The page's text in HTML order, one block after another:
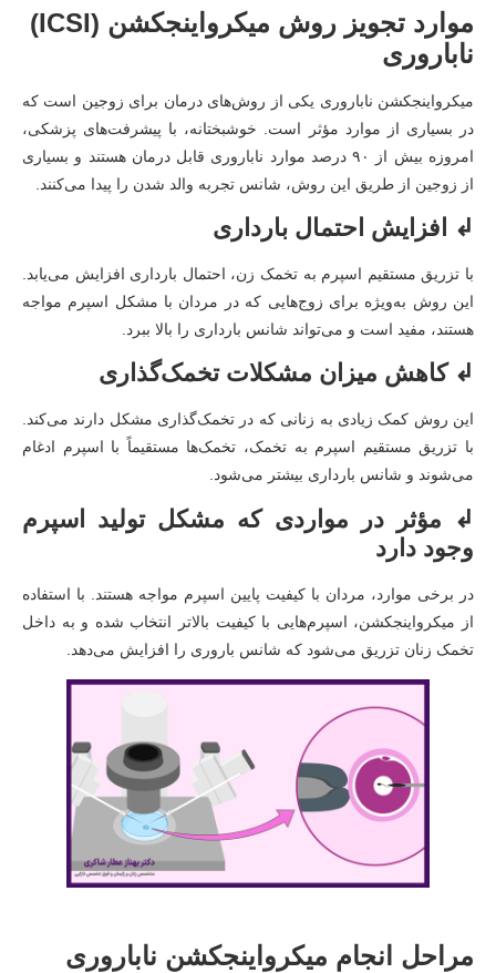
موارد تجویز روش میکرواینجکشن (ICSI)
ناباروری
میکرواینجکشن ناباروری یکی از روش‌های درمان برای زوجین است که
در بسیاری از موارد مؤثر است. خوشبختانه، با پیشرفت‌های پزشکی،
امروزه بیش از ۹۰ درصد موارد ناباروری قابل درمان هستند و بسیاری
از زوجین از طریق این روش، شانس تجربه والد شدن را پیدا می‌کنند.
↲ افزایش احتمال بارداری
با تزریق مستقیم اسپرم به تخمک زن، احتمال بارداری افزایش می‌یابد.
این روش به‌ویژه برای زوج‌هایی که در مردان با مشکل اسپرم مواجه
هستند، مفید است و می‌تواند شانس بارداری را بالا ببرد.
↲ کاهش میزان مشکلات تخمک‌گذاری
این روش کمک زیادی به زنانی که در تخمک‌گذاری مشکل دارند می‌کند.
با تزریق مستقیم اسپرم به تخمک، تخمک‌ها مستقیماً با اسپرم ادغام
می‌شوند و شانس بارداری بیشتر می‌شود.
↲ مؤثر در مواردی که مشکل تولید اسپرم
وجود دارد
در برخی موارد، مردان با کیفیت پایین اسپرم مواجه هستند. با استفاده
از میکرواینجکشن، اسپرم‌هایی با کیفیت بالاتر انتخاب شده و به داخل
تخمک زنان تزریق می‌شود که شانس باروری را افزایش می‌دهد.
مراحل انجام میکرواینجکشن ناباروری